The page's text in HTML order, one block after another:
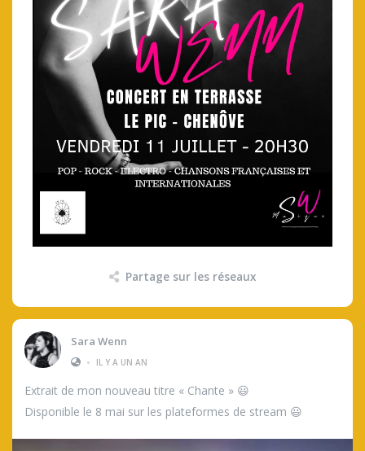
Partage sur les réseaux
Sara Wenn
•
IL Y A UN AN
Extrait de mon nouveau titre « Chante » 😃
Disponible le 8 mai sur les plateformes de stream 😃